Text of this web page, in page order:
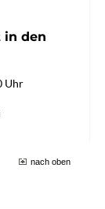
nach oben